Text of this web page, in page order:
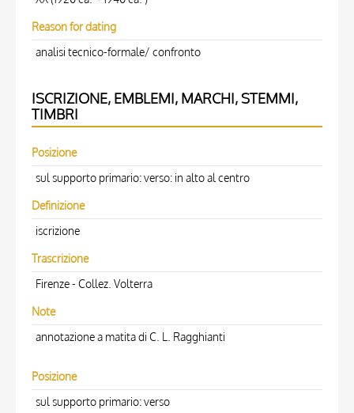
Reason for dating
analisi tecnico-formale/ confronto
ISCRIZIONE, EMBLEMI, MARCHI, STEMMI,
TIMBRI
Posizione
sul supporto primario: verso: in alto al centro
Definizione
iscrizione
Trascrizione
Firenze - Collez. Volterra
Note
annotazione a matita di C. L. Ragghianti
Posizione
sul supporto primario: verso